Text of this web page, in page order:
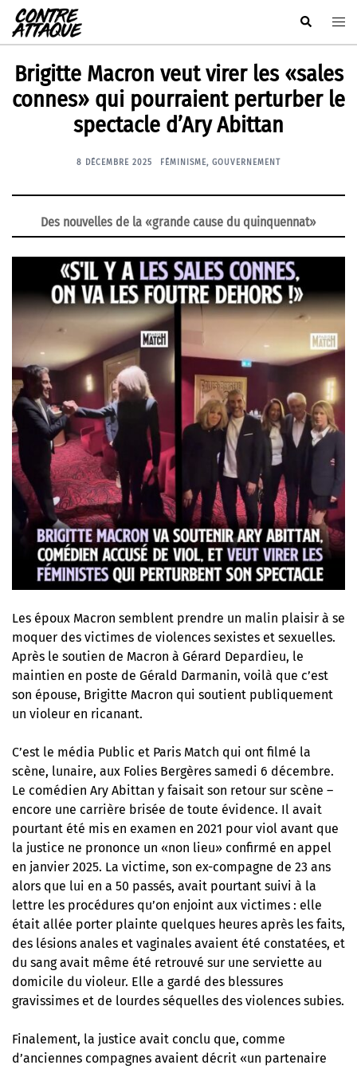
Aller
au
contenu
Rechercher
Brigitte Macron veut virer les «sales
connes» qui pourraient perturber le
spectacle d’Ary Abittan
8 DÉCEMBRE 2025 FÉMINISME, GOUVERNEMENT
Des nouvelles de la «grande cause du quinquennat»
Les époux Macron semblent prendre un malin plaisir à se
moquer des victimes de violences sexistes et sexuelles.
Après le soutien de Macron à Gérard Depardieu, le
maintien en poste de Gérald Darmanin, voilà que c’est
son épouse, Brigitte Macron qui soutient publiquement
un violeur en ricanant.
C’est le média Public et Paris Match qui ont filmé la
scène, lunaire, aux Folies Bergères samedi 6 décembre.
Le comédien Ary Abittan y faisait son retour sur scène –
encore une carrière brisée de toute évidence. Il avait
pourtant été mis en examen en 2021 pour viol avant que
la justice ne prononce un «non lieu» confirmé en appel
en janvier 2025. La victime, son ex-compagne de 23 ans
alors que lui en a 50 passés, avait pourtant suivi à la
lettre les procédures qu’on enjoint aux victimes : elle
était allée porter plainte quelques heures après les faits,
des lésions anales et vaginales avaient été constatées, et
du sang avait même été retrouvé sur une serviette au
domicile du violeur. Elle a gardé des blessures
gravissimes et de lourdes séquelles des violences subies.
Finalement, la justice avait conclu que, comme
d’anciennes compagnes avaient décrit «un partenaire